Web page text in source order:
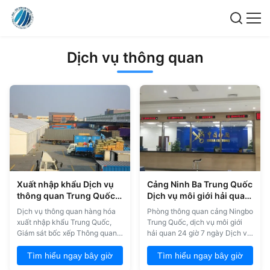
Dịch vụ thông quan
Xuất nhập khẩu Dịch vụ
thông quan Trung Quốc
Giám sát xếp hàng
Dịch vụ thông quan hàng hóa
xuất nhập khẩu Trung Quốc,
Giám sát bốc xếp Thông quan
Mô tả dịch vụ 1. Thông quan 2.
Khai báo hải quan 3. Giấy phép
Tìm hiểu ngay bây giờ
Cảng Ninh Ba Trung Quốc
Dịch vụ môi giới hải quan
7x24h
Phòng thông quan cảng Ningbo
Trung Quốc, dịch vụ môi giới
hải quan 24 giờ 7 ngày Dịch vụ
bố xuất khẩu hàng hóa nguy
hiểm 3- Bảo lãnh nhập khẩu và
Tìm hiểu ngay bây giờ